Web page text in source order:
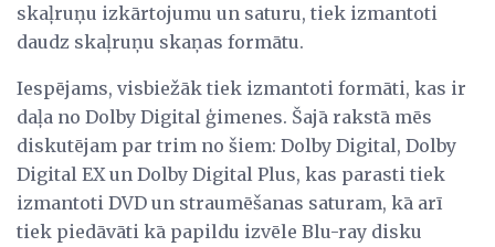
skaļruņu izkārtojumu un saturu, tiek izmantoti
daudz skaļruņu skaņas formātu.
Iespējams, visbiežāk tiek izmantoti formāti, kas ir
daļa no Dolby Digital ģimenes. Šajā rakstā mēs
diskutējam par trim no šiem: Dolby Digital, Dolby
Digital EX un Dolby Digital Plus, kas parasti tiek
izmantoti DVD un straumēšanas saturam, kā arī
tiek piedāvāti kā papildu izvēle Blu-ray disku